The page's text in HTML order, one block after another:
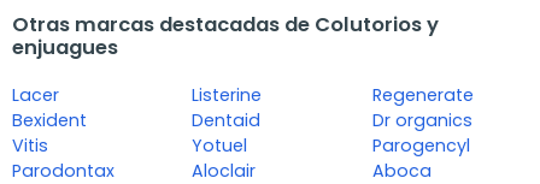
Otras marcas destacadas de Colutorios y
enjuagues
Lacer
Bexident
Vitis
Parodontax
Listerine
Dentaid
Yotuel
Aloclair
Regenerate
Dr organics
Parogencyl
Aboca